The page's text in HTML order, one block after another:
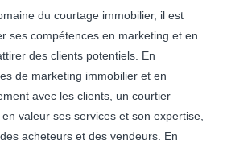
du courtage immobilier, il est
ses compétences en marketing et en
des clients potentiels. En
de marketing immobilier et en
avec les clients, un courtier
valeur ses services et son expertise,
acheteurs et des vendeurs. En